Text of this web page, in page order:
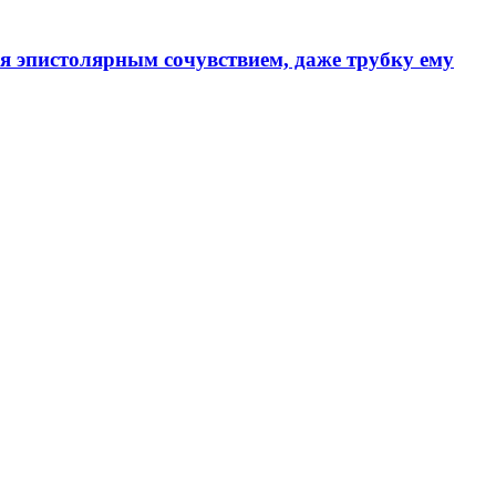
эпистолярным сочувствием, даже трубку ему